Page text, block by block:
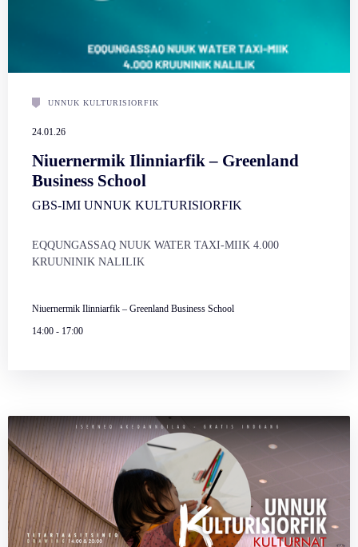
UNNUK KULTURISIORFIK
24.01.26
Niuernermik Ilinniarfik – Greenland
Business School
GBS-IMI UNNUK KULTURISIORFIK
EQQUNGASSAQ NUUK WATER TAXI-MIIK 4.000
KRUUNINIK NALILIK
Niuernermik Ilinniarfik – Greenland Business School
14:00 - 17:00